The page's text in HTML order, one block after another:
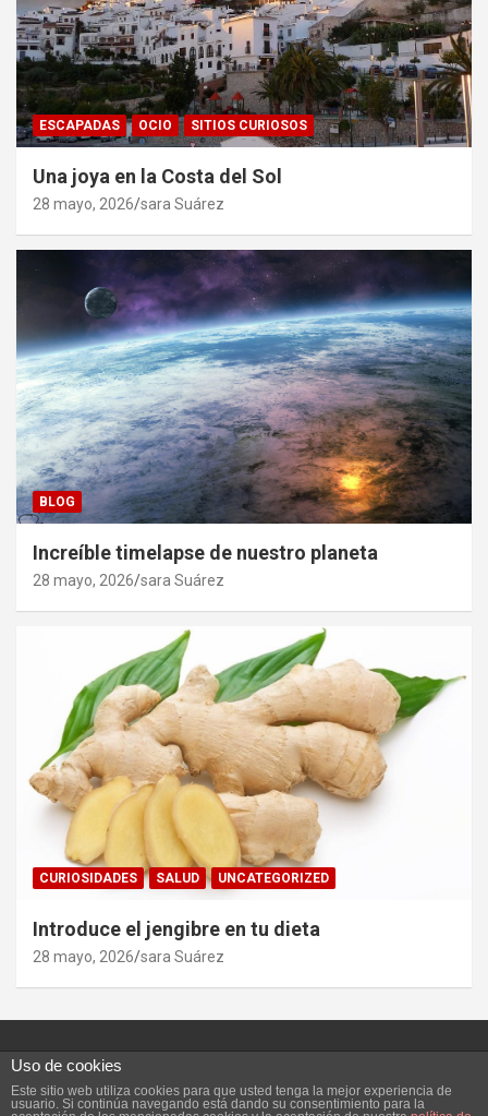
ESCAPADAS OCIO SITIOS CURIOSOS
Una joya en la Costa del Sol
28 mayo, 2026 sara Suárez
BLOG
Increíble timelapse de nuestro planeta
28 mayo, 2026 sara Suárez
CURIOSIDADES SALUD UNCATEGORIZED
Introduce el jengibre en tu dieta
28 mayo, 2026 sara Suárez
Copyright ©2026Vivefeliz :) Tema por:Theme Horse
Uso de cookies
Este sitio web utiliza cookies para que usted tenga la mejor experiencia de
usuario. Si continúa navegando está dando su consentimiento para la